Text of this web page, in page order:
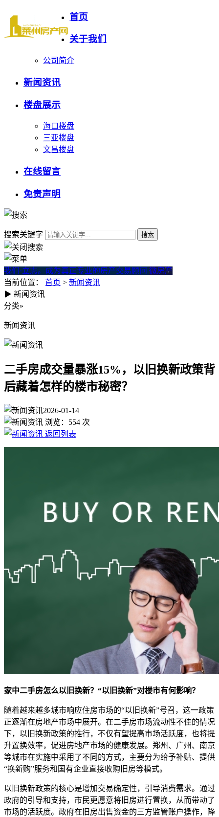
首页
关于我们
公司简介
新闻资讯
楼盘展示
海口楼盘
三亚楼盘
文昌楼盘
在线留言
免责声明
搜索关键字
我们·立志。成为真正专业的房产交易顾问 微房产
当前位置： 首页 > 新闻资讯
二手房成交量暴涨15%，以旧
▶ 新闻资讯
分类»
新闻资讯
二手房成交量暴涨15%，以旧换新政策背
后藏着怎样的楼市秘密？
2026-01-14
浏览： 554 次
返回列表
家中二手房怎么以旧换新？“以旧换新”对楼市有何影响？
随着越来越多城市响应住房市场的“以旧换新”号召，这一政策
正逐渐在房地产市场中展开。在二手房市场流动性不佳的情况
下，以旧换新政策的推行，不仅有望提高市场活跃度，也将提
升置换效率，促进房地产市场的健康发展。郑州、广州、南京
等城市在实施中采用了不同的方式，主要分为给予补贴、提供
“换新购”服务和国有企业直接收购旧房等模式。
以旧换新政策的核心是增加交易确定性，引导消费需求。通过
政府的引导和支持，市民更愿意将旧房进行置换，从而带动了
市场的活跃度。政府在旧房出售资金的三方监管账户操作，降